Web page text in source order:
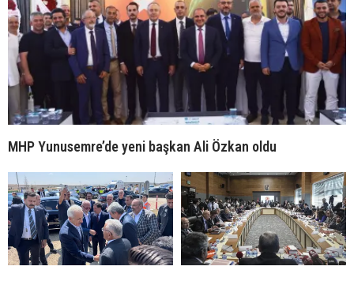
MHP Yunusemre’de yeni başkan Ali Özkan oldu